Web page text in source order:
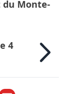
du Monte-
4